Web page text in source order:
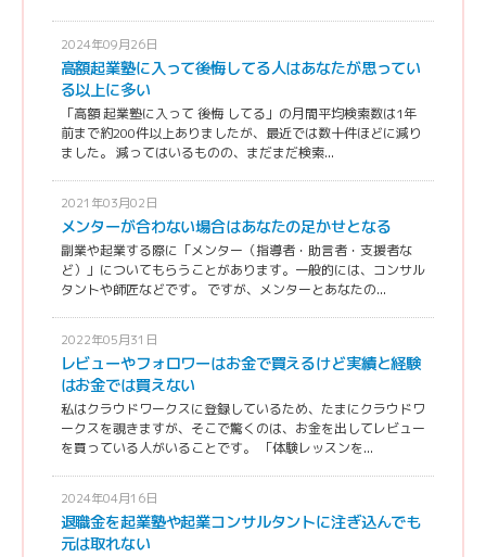
2024年09月26日
高額起業塾に入って後悔してる人はあなたが思ってい
る以上に多い
「高額 起業塾に入って 後悔 してる」の月間平均検索数は1年
前まで約200件以上ありましたが、最近では数十件ほどに減り
ました。 減ってはいるものの、まだまだ検索...
2021年03月02日
メンターが合わない場合はあなたの足かせとなる
副業や起業する際に「メンター（指導者・助言者・支援者な
ど）」についてもらうことがあります。一般的には、コンサル
タントや師匠などです。 ですが、メンターとあなたの...
2022年05月31日
レビューやフォロワーはお金で買えるけど実績と経験
はお金では買えない
私はクラウドワークスに登録しているため、たまにクラウドワ
ークスを覗きますが、そこで驚くのは、お金を出してレビュー
を買っている人がいることです。 「体験レッスンを...
2024年04月16日
退職金を起業塾や起業コンサルタントに注ぎ込んでも
元は取れない